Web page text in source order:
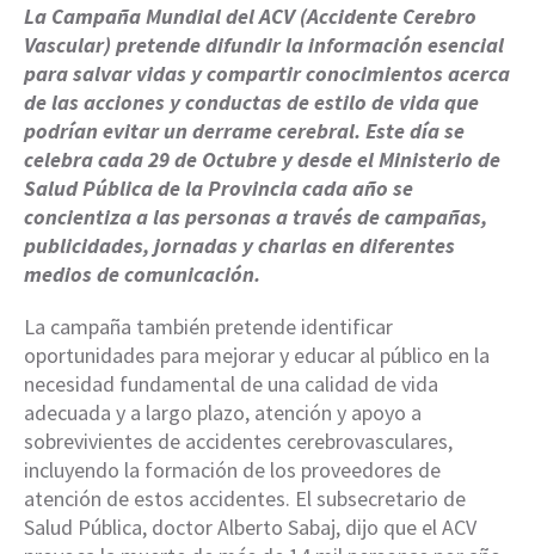
La Campaña Mundial del ACV (Accidente Cerebro
Vascular) pretende difundir la información esencial
para salvar vidas y compartir conocimientos acerca
de las acciones y conductas de estilo de vida que
podrían evitar un derrame cerebral. Este día se
celebra cada 29 de Octubre y desde el Ministerio de
Salud Pública de la Provincia cada año se
concientiza a las personas a través de campañas,
publicidades, jornadas y charlas en diferentes
medios de comunicación.
La campaña también pretende identificar
oportunidades para mejorar y educar al público en la
necesidad fundamental de una calidad de vida
adecuada y a largo plazo, atención y apoyo a
sobrevivientes de accidentes cerebrovasculares,
incluyendo la formación de los proveedores de
atención de estos accidentes. El subsecretario de
Salud Pública, doctor Alberto Sabaj, dijo que el ACV